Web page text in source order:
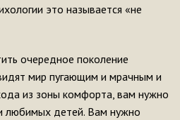
это называется «не
очередное поколение
мир пугающим и мрачным и
из зоны комфорта, вам нужно
любимых детей. Вам нужно